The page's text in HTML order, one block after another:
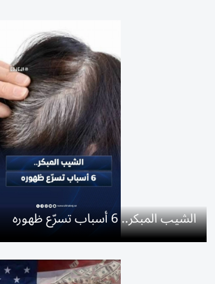
الشيب المبكر.. 6 أسباب تسرّع ظهوره